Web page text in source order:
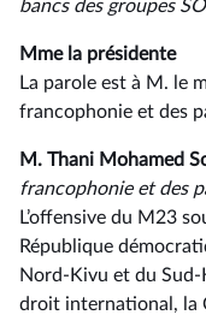
bancs des groupes
Mme la présidente
La parole est à M. le
francophonie et des
M. Thani Mohamed
francophonie et des
L’offensive du M23
République
Nord-Kivu et du
droit international, la